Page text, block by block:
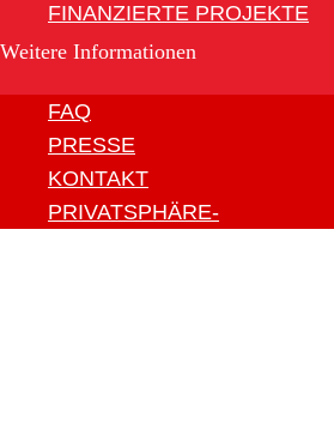
FINANZIERTE PROJEKTE
Weitere Informationen
FAQ
PRESSE
KONTAKT
PRIVATSPHÄRE-